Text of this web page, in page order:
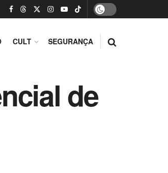
CULT SEGURANÇA
de